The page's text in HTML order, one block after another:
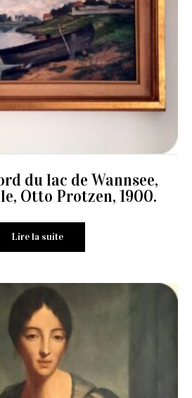
du lac de Wannsee,
Otto Protzen, 1900.
Lire la suite